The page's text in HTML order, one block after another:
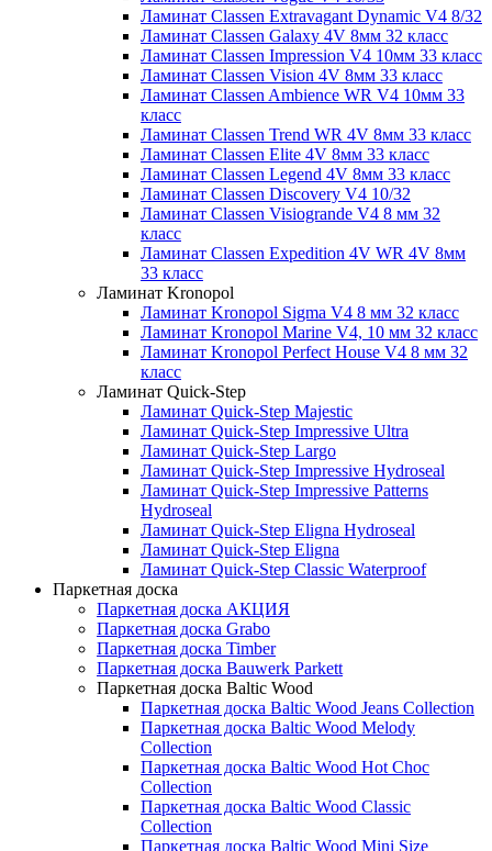
Ламинат Classen Extravagant Dynamic V4 8/32
Ламинат Classen Galaxy 4V 8мм 32 класс
Ламинат Classen Impression V4 10мм 33 класс
Ламинат Classen Vision 4V 8мм 33 класс
Ламинат Classen Ambience WR V4 10мм 33
класс
Ламинат Classen Trend WR 4V 8мм 33 класс
Ламинат Classen Elite 4V 8мм 33 класс
Ламинат Classen Legend 4V 8мм 33 класс
Ламинат Classen Discovery V4 10/32
Ламинат Classen Visiogrande V4 8 мм 32
класс
Ламинат Classen Expedition 4V WR 4V 8мм
33 класс
Ламинат Kronopol
Ламинат Kronopol Sigma V4 8 мм 32 класс
Ламинат Kronopol Marine V4, 10 мм 32 класс
Ламинат Kronopol Perfect House V4 8 мм 32
класс
Ламинат Quick-Step
Ламинат Quick-Step Majestic
Ламинат Quick-Step Impressive Ultra
Ламинат Quick-Step Largo
Ламинат Quick-Step Impressive Hydroseal
Ламинат Quick-Step Impressive Patterns
Hydroseal
Ламинат Quick-Step Eligna Hydroseal
Ламинат Quick-Step Eligna
Ламинат Quick-Step Classic Waterproof
Паркетная доска
Паркетная доска АКЦИЯ
Паркетная доска Grabo
Паркетная доска Timber
Паркетная доска Bauwerk Parkett
Паркетная доска Baltic Wood
Паркетная доска Baltic Wood Jeans Collection
Паркетная доска Baltic Wood Melody
Collection
Паркетная доска Baltic Wood Hot Choc
Collection
Паркетная доска Baltic Wood Classic
Collection
Паркетная доска Baltic Wood Mini Size